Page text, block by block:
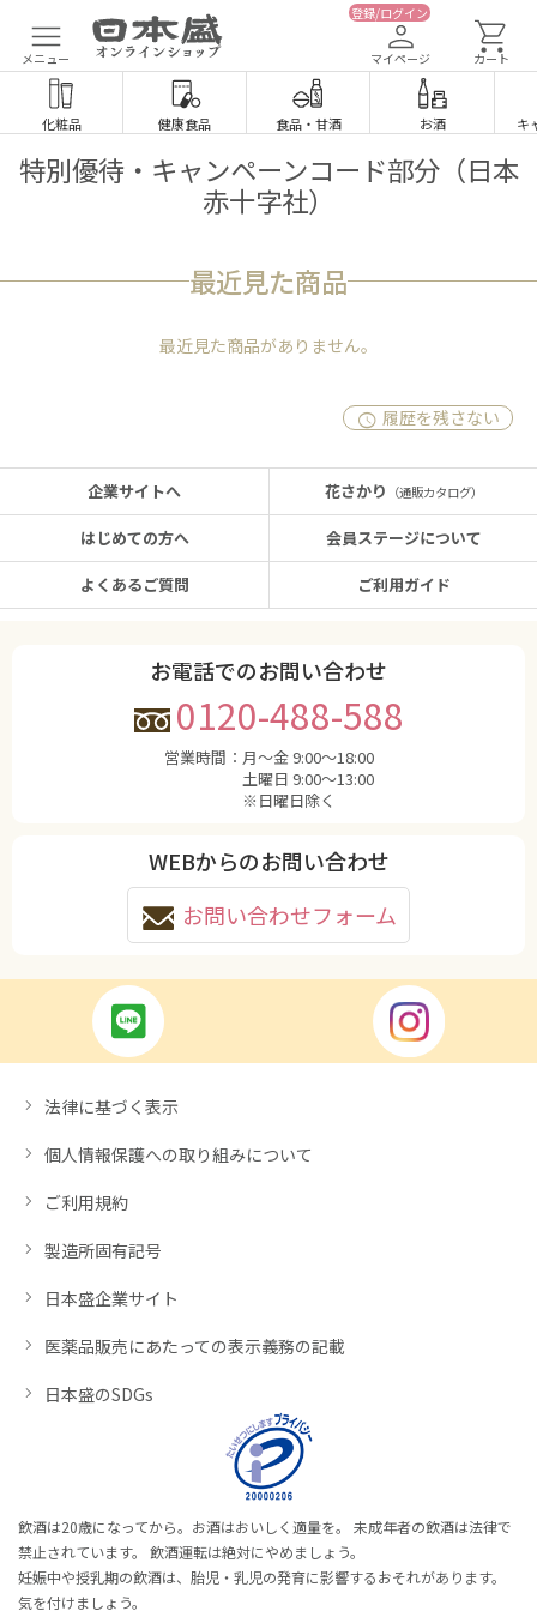
メニュー
登録/ログイン
マイページ カート
化粧品 健康食品 食品・ 甘酒 お酒 キ
特別優待・キャンペーンコード部分（日本
赤十字社）
最近見た商品
最近見た商品がありません。
履歴を残さない
企業サイトへ
はじめての方へ
よくあるご質問
花さかり （通販カタログ）
会員ステージについて
ご利用ガイド
お電話でのお問い合わせ
0120-488-588
営業時間： 月〜金 9:00〜18:00
土曜日 9:00〜13:00
※日曜日除く
WEBからのお問い合わせ
お問い合わせフォーム
法律に基づく表示
個人情報保護への取り組みについて
ご利用規約
製造所固有記号
日本盛企業サイト
医薬品販売にあたっての表示義務の記載
日本盛のSDGs
飲酒は20歳になってから。お酒はおいしく適量を。 未成年者の飲酒は法律で
禁止されています。 飲酒運転は絶対にやめましょう。
妊娠中や授乳期の飲酒は、胎児・乳児の発育に影響するおそれがあります。
気を付けましょう。